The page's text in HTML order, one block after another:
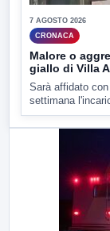
7 AGOSTO 2026
CRONACA
Malore o
giallo di Villa
Sarà affidato
settimana